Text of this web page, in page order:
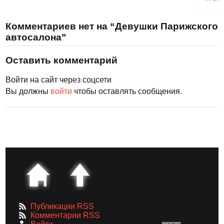
Комментариев нет на “Девушки Парижского
автосалона”
Оставить комментарий
Войти на сайт через соцсети
Вы должны войти чтобы оставлять сообщения.
Публикации RSS
Комментарии RSS